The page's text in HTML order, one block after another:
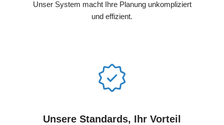
Unser System macht Ihre Planung unkompliziert
und effizient.
Unsere Standards, Ihr Vorteil